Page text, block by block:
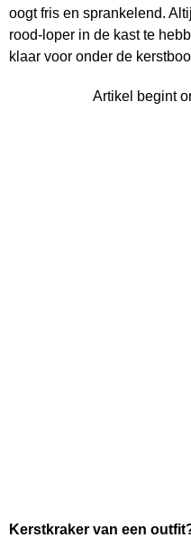
oogt fris en sprankelend.
rood-loper in de kast te
klaar voor onder de
Artikel begint
Kerstkraker van een